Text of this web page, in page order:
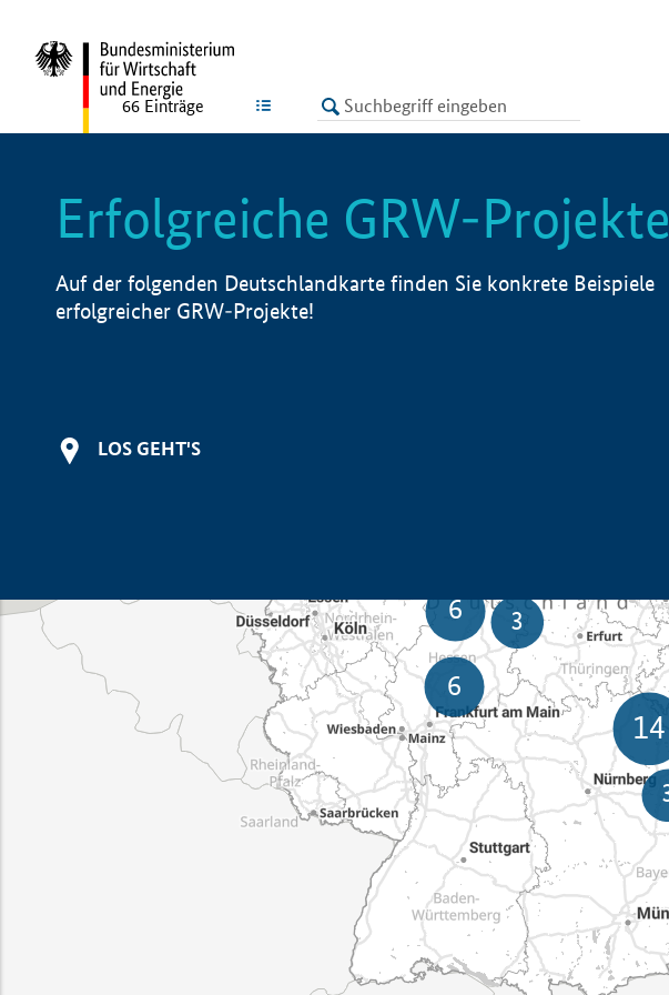
LISTE
66 Einträge
Erfolgreiche GRW-Projekte
Auf der folgenden Deutschlandkarte finden Sie konkrete Beispiele
erfolgreicher GRW-Projekte!
LOS GEHT'S